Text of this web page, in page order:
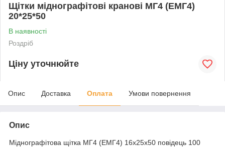
Щітки міднографітові кранові МГ4 (ЕМГ4)
20*25*50
В наявності
Роздріб
Ціну уточнюйте
Опис Доставка Оплата Умови повернення
Опис
Міднографітова щітка МГ4 (ЕМГ4) 16х25х50 повідець 100